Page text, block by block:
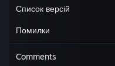
Список версій
Помилки
Comments
Як скачати українізатор?